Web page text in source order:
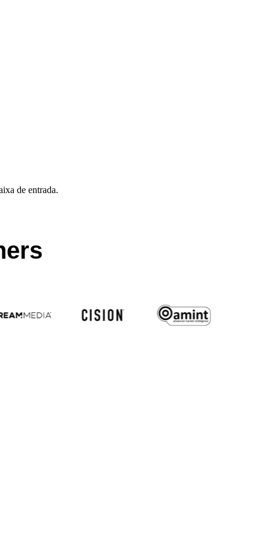
de entrada.